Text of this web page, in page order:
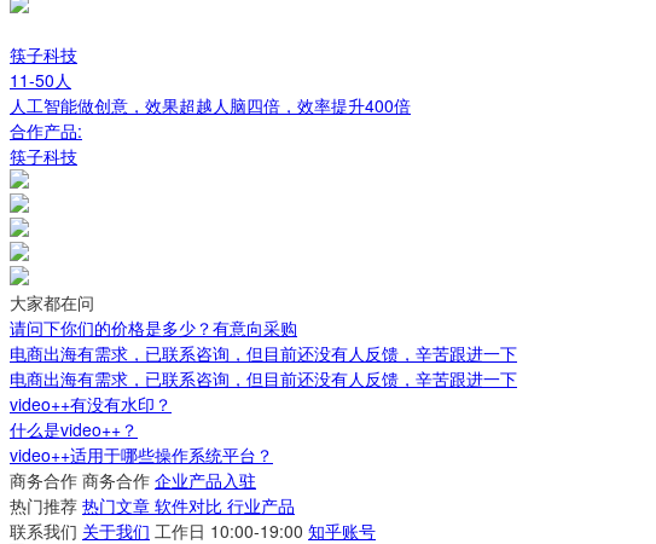
筷子科技
11-50人
人工智能做创意，效果超越人脑四倍，效率提升400倍
合作产品:
筷子科技
大家都在问
请问下你们的价格是多少？有意向采购
电商出海有需求，已联系咨询，但目前还没有人反馈，辛苦跟进一下
电商出海有需求，已联系咨询，但目前还没有人反馈，辛苦跟进一下
video++有没有水印？
什么是video++？
video++适用于哪些操作系统平台？
商务合作 商务合作 企业产品入驻
热门推荐 热门文章 软件对比 行业产品
联系我们 关于我们 工作日 10:00-19:00 知乎账号